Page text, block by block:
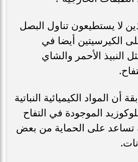
لا يستطيعون تناول البصل
الكيرسيتين أيضا في
النبيذ الأحمر والشاي
المواد الكيميائية النباتية
3-جلوكوزيد الموجودة في التفاح
تساعد على الحماية من بعض